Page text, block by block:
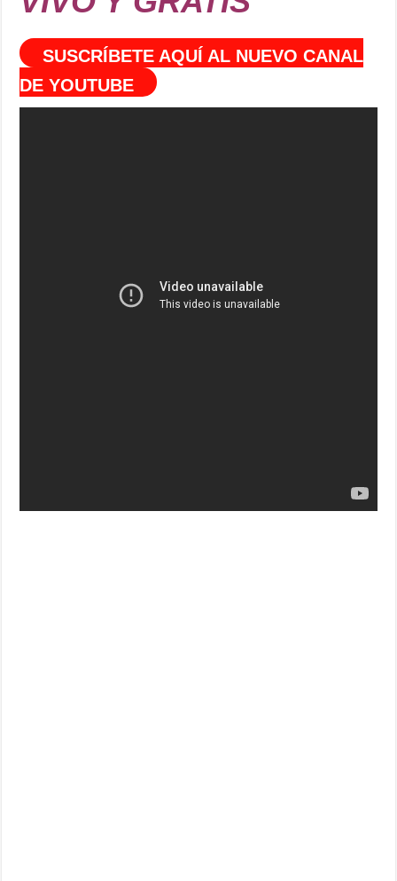
SUSCRÍBETE AQUÍ AL NUEVO CANAL
DE YOUTUBE